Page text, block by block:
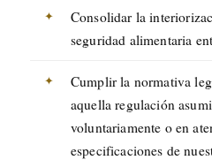
Consolidar la
seguridad alimentaria
Cumplir la normativa
aquella regulación
voluntariamente o en
especificaciones de